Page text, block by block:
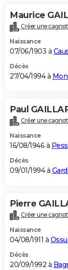
Maurice
Créer une
Naissance
07/06/1903 à
Décès
27/04/1994 à
Paul
Créer une
Naissance
16/08/1946 à
Décès
09/01/1994 à
Pierre
Créer une
Naissance
04/08/1911 à
Décès
20/09/1992 à